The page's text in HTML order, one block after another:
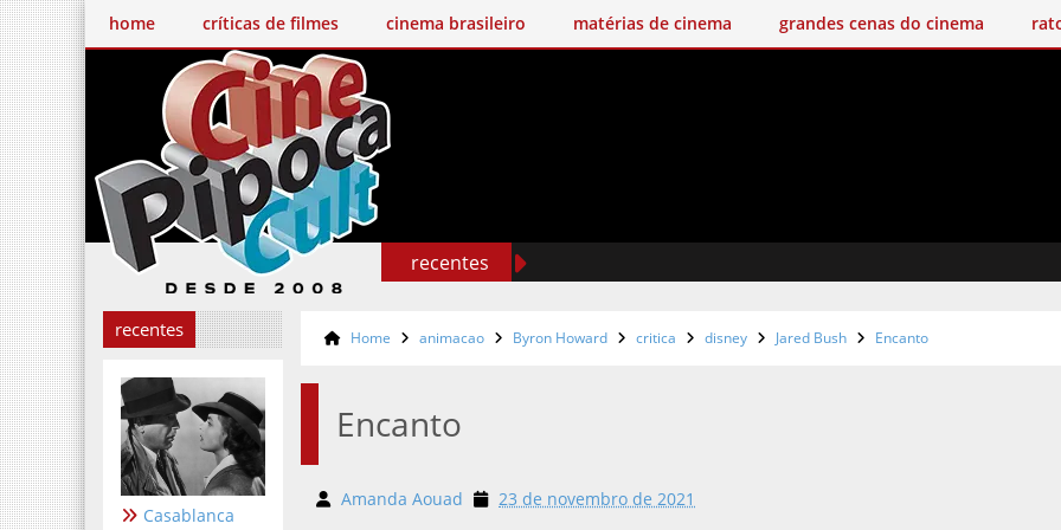
home críticas de filmes cinema brasileiro matérias de cinema grandes cenas do cinema
recentes
recentes
Casablanca
Home animacao Byron Howard critica disney Jared Bush Encanto
Encanto
Amanda Aouad 23 de novembro de 2021